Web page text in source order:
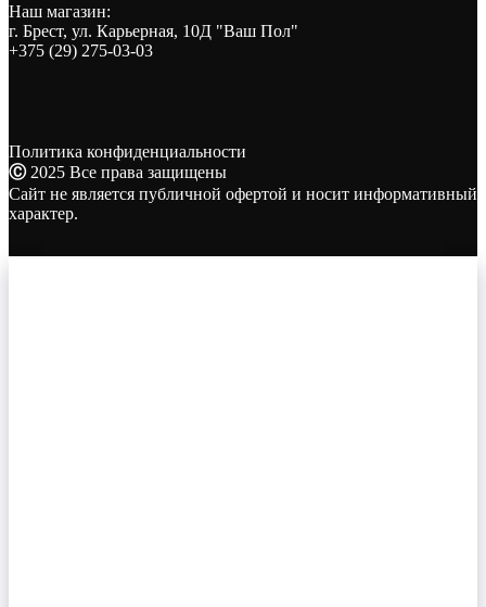
Наш магазин:
г. Брест, ул. Карьерная, 10Д "Ваш Пол"
+375 (29) 275-03-03
Политика конфиденциальности
Ⓒ 2025 Все права защищены
Сайт не является публичной офертой и носит информативный
характер.